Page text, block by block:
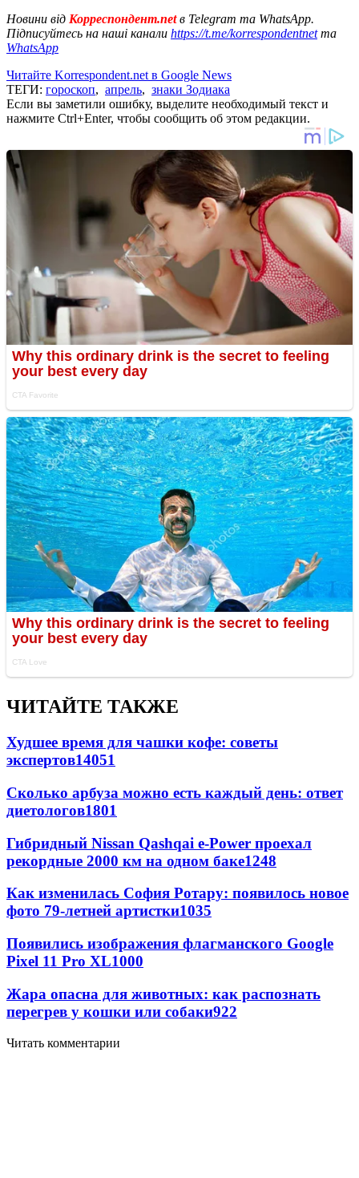
Новини від Корреспондент.netв Telegram та WhatsApp.
Підписуйтесь на наші канали https://t.me/korrespondentnetта
WhatsApp
Читайте Korrespondent.net в Google News
ТЕГИ: гороскоп, апрель, знаки Зодиака
Если вы заметили ошибку, выделите необходимый текст и
нажмите Ctrl+Enter, чтобы сообщить об этом редакции.
ЧИТАЙТЕ ТАКЖЕ
Худшее время для чашки кофе: советы
экспертов14051
Сколько арбуза можно есть каждый день: ответ
диетологов1801
Гибридный Nissan Qashqai e-Power проехал
рекордные 2000 км на одном баке1248
Как изменилась София Ротару: появилось новое
фото 79-летней артистки1035
Появились изображения флагманского Google
Pixel 11 Pro XL1000
Жара опасна для животных: как распознать
перегрев у кошки или собаки922
Читать комментарии